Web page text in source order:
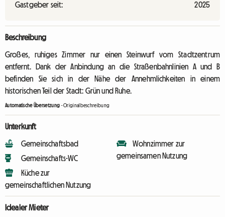
Gastgeber seit:
2025
Beschreibung
Großes, ruhiges Zimmer nur einen Steinwurf vom Stadtzentrum
entfernt. Dank der Anbindung an die Straßenbahnlinien A und B
befinden Sie sich in der Nähe der Annehmlichkeiten in einem
historischen Teil der Stadt: Grün und Ruhe.
Automatische Übersetzung -Originalbeschreibung
Unterkunft
Gemeinschaftsbad
Gemeinschafts-WC
Küche zur
gemeinschaftlichen Nutzung
Wohnzimmer zur
gemeinsamen Nutzung
Idealer Mieter